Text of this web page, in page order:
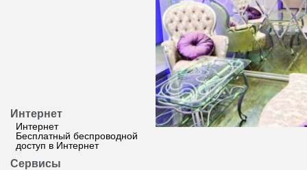
Интернет
Интернет
Бесплатный беспроводной
доступ в Интернет
Сервисы